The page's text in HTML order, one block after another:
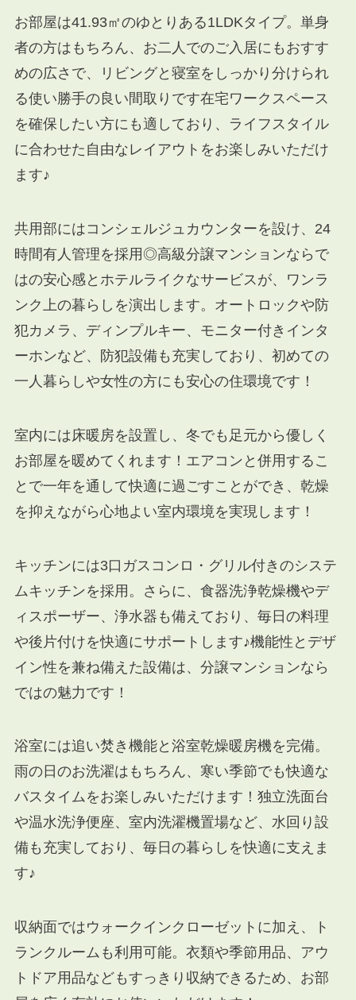
お部屋は41.93㎡のゆとりある1LDKタイプ。単身
者の方はもちろん、お二人でのご入居にもおすす
めの広さで、リビングと寝室をしっかり分けられ
る使い勝手の良い間取りです在宅ワークスペース
を確保したい方にも適しており、ライフスタイル
に合わせた自由なレイアウトをお楽しみいただけ
ます♪
共用部にはコンシェルジュカウンターを設け、24
時間有人管理を採用◎高級分譲マンションならで
はの安心感とホテルライクなサービスが、ワンラ
ンク上の暮らしを演出します。オートロックや防
犯カメラ、ディンプルキー、モニター付きインタ
ーホンなど、防犯設備も充実しており、初めての
一人暮らしや女性の方にも安心の住環境です！
室内には床暖房を設置し、冬でも足元から優しく
お部屋を暖めてくれます！エアコンと併用するこ
とで一年を通して快適に過ごすことができ、乾燥
を抑えながら心地よい室内環境を実現します！
キッチンには3口ガスコンロ・グリル付きのシステ
ムキッチンを採用。さらに、食器洗浄乾燥機やデ
ィスポーザー、浄水器も備えており、毎日の料理
や後片付けを快適にサポートします♪機能性とデザ
イン性を兼ね備えた設備は、分譲マンションなら
ではの魅力です！
浴室には追い焚き機能と浴室乾燥暖房機を完備。
雨の日のお洗濯はもちろん、寒い季節でも快適な
バスタイムをお楽しみいただけます！独立洗面台
や温水洗浄便座、室内洗濯機置場など、水回り設
備も充実しており、毎日の暮らしを快適に支えま
す♪
収納面ではウォークインクローゼットに加え、ト
ランクルームも利用可能。衣類や季節用品、アウ
トドア用品などもすっきり収納できるため、お部